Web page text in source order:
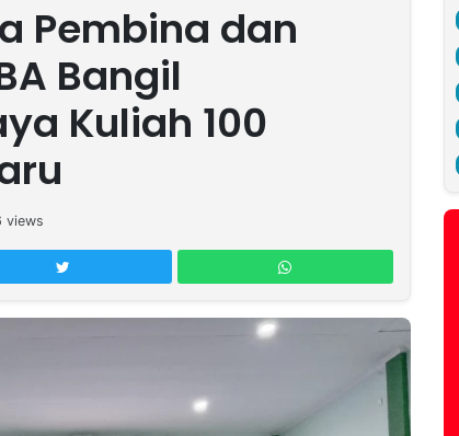
Pembina dan
Bangil
Kuliah 100
views